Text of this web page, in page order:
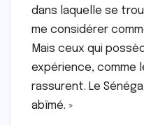
dans laquelle se
me considérer
Mais ceux qui
expérience, comme
rassurent. Le
abîmé. »